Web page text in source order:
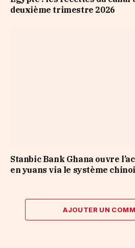
deuxième trimestre 2026
Stanbic Bank Ghana ouvre
en yuans via le système
AJOUTER UN